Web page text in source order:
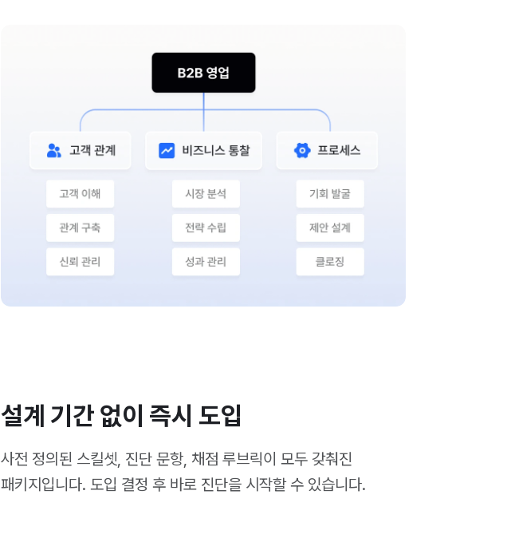
설계 기간 없이 즉시 도입
사전 정의된 스킬셋, 진단 문항, 채점 루브릭이 모두 갖춰진
패키지입니다. 도입 결정 후 바로 진단을 시작할 수 있습니다.